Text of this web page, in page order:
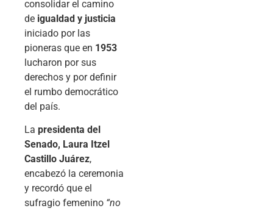
consolidar el camino
de igualdad y justicia
iniciado por las
pioneras que en 1953
lucharon por sus
derechos y por definir
el rumbo democrático
del país.
La presidenta del
Senado, Laura Itzel
Castillo Juárez,
encabezó la ceremonia
y recordó que el
sufragio femenino “no